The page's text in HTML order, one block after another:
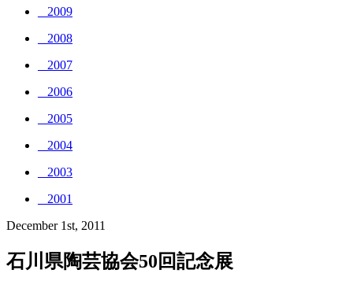
_ 2009
_ 2008
_ 2007
_ 2006
_ 2005
_ 2004
_ 2003
_ 2001
December 1st, 2011
石川県陶芸協会50回記念展